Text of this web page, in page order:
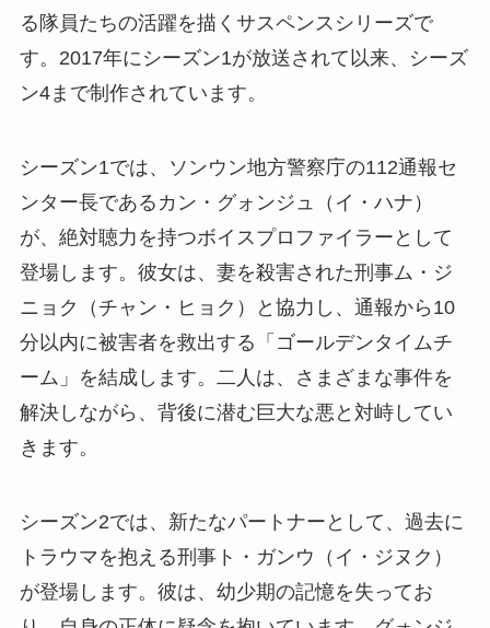
る隊員たちの活躍を描くサスペンスシリーズで
す。2017年にシーズン1が放送されて以来、シーズ
ン4まで制作されています。
シーズン1では、ソンウン地方警察庁の112通報セ
ンター長であるカン・グォンジュ（イ・ハナ）
が、絶対聴力を持つボイスプロファイラーとして
登場します。彼女は、妻を殺害された刑事ム・ジ
ニョク（チャン・ヒョク）と協力し、通報から10
分以内に被害者を救出する「ゴールデンタイムチ
ーム」を結成します。二人は、さまざまな事件を
解決しながら、背後に潜む巨大な悪と対峙してい
きます。
シーズン2では、新たなパートナーとして、過去に
トラウマを抱える刑事ト・ガンウ（イ・ジヌク）
が登場します。彼は、幼少期の記憶を失ってお